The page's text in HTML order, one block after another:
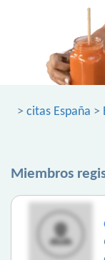
> citas España >
Miembros